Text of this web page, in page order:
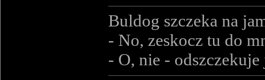
Buldog szczeka na
- No, zeskocz tu do
- O, nie -